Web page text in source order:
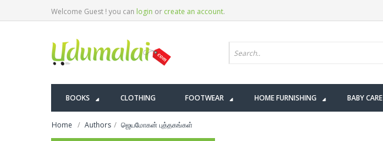
Welcome Guest ! you can login or create an account.
BOOKS CLOTHING FOOTWEAR HOME FURNISHING BABY CARE
Home Authors ஜெயமோகன் புத்தகங்கள்